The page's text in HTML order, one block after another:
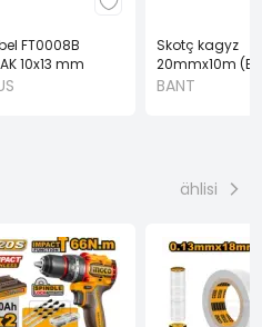
FT0008B
10x13 mm
Skotç kagyz
20mmx10m
BANT
ählisi